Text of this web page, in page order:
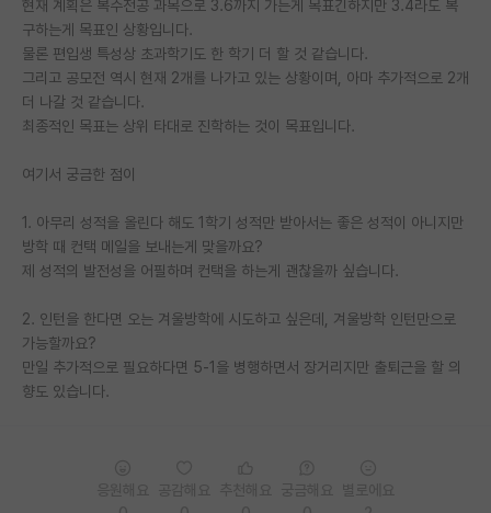
학부 인턴 게시판
취업 게시판
임용 후기 게시판
PI 전용 게시판
인문사회 계열 게시판
특수/전문대학원 게시판
반도체/AI 게시판
장학금/장학생 게시판
학술 정보 게시판
홍보 게시판
현재 계획은 복수전공 과목으로 3.6까지 가는게 목표긴하지만 3.4라도 복
구하는게 목표인 상황입니다.
물론 편입생 특성상 초과학기도 한 학기 더 할 것 같습니다.
그리고 공모전 역시 현재 2개를 나가고 있는 상황이며, 아마 추가적으로 2개
더 나갈 것 같습니다.
최종적인 목표는 상위 타대로 진학하는 것이 목표입니다.
여기서 궁금한 점이
1. 아무리 성적을 올린다 해도 1학기 성적만 받아서는 좋은 성적이 아니지만
방학 때 컨택 메일을 보내는게 맞을까요?
제 성적의 발전성을 어필하며 컨택을 하는게 괜찮을까 싶습니다.
2. 인턴을 한다면 오는 겨울방학에 시도하고 싶은데, 겨울방학 인턴만으로
가능할까요?
만일 추가적으로 필요하다면 5-1을 병행하면서 장거리지만 출퇴근을 할 의
향도 있습니다.